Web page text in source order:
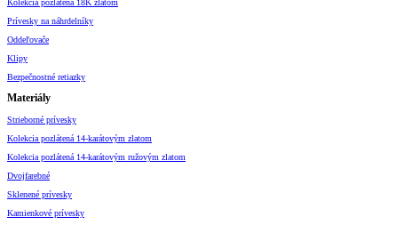
Kolekcia pozlátená 18K zlatom
Prívesky na náhrdelníky
Oddeľovače
Klipy
Bezpečnostné retiazky
Materiály
Strieborné prívesky
Kolekcia pozlátená 14-karátovým zlatom
Kolekcia pozlátená 14-karátovým ružovým zlatom
Dvojfarebné
Sklenené prívesky
Kamienkové prívesky